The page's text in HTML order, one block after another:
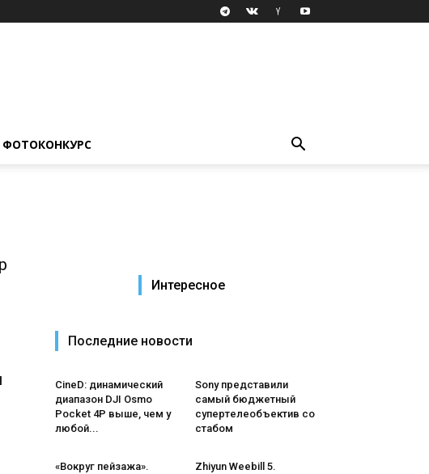
ФОТОКОНКУРС
Интересное
Последние новости
CineD: динамический
диапазон DJI Osmo
Pocket 4P выше, чем у
любой...
Sony представили
самый бюджетный
супертелеобъектив со
стабом
«Вокруг пейзажа».
Zhiyun Weebill 5.